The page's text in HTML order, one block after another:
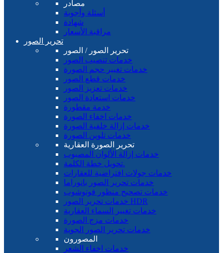
مصادر
أسئلة وأجوبة
شهادة
مراقبة الأسعار
تحرير الصور
تحرير الصور / الصور
خدمات تنصيب الصور
خدمات تغيير حجم الصورة
خدمات قطع الصور
خدمات تعزيز الصور
خدمات استعادة الصور
خدمة مقطورة
خدمات اخفاء الصورة
خدمات إزالة خلفية الصورة
خدمات تلوين الصورة
تحرير الصورة العقارية
خدمات إزالة الألوان المصبوب
تحويل خطة الكلمة.
خدمات جولات افتراضية للعقارات
خدمات تحرير الصور بانوراما
خدمات تصحيح منظور فوتوشوب
خدمات تحرير الصور HDR
خدمات تغيير السماء العقارية
خدمات مزج الصورة
خدمات تحرير الصور الجوية
المصورون
خدمات اخفاء الشعر